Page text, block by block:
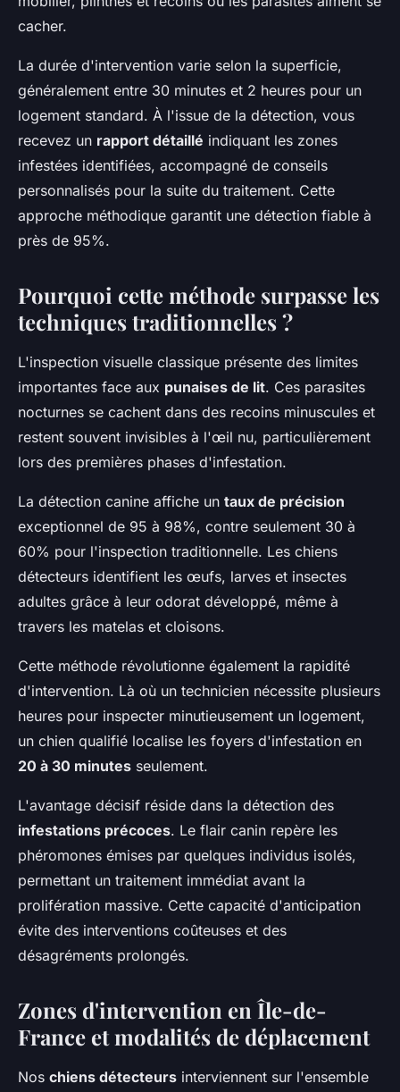
cacher.
La durée d'intervention varie selon la superficie,
généralement entre 30 minutes et 2 heures pour un
logement standard. À l'issue de la détection, vous
recevez un rapport détaillé indiquant les zones
infestées identifiées, accompagné de conseils
personnalisés pour la suite du traitement. Cette
approche méthodique garantit une détection fiable à
près de 95%.
Pourquoi cette méthode surpasse les
techniques traditionnelles ?
L'inspection visuelle classique présente des limites
importantes face aux punaises de lit. Ces parasites
nocturnes se cachent dans des recoins minuscules et
restent souvent invisibles à l'œil nu, particulièrement
lors des premières phases d'infestation.
La détection canine affiche un taux de précision
exceptionnel de 95 à 98%, contre seulement 30 à
60% pour l'inspection traditionnelle. Les chiens
détecteurs identifient les œufs, larves et insectes
adultes grâce à leur odorat développé, même à
travers les matelas et cloisons.
Cette méthode révolutionne également la rapidité
d'intervention. Là où un technicien nécessite plusieurs
heures pour inspecter minutieusement un logement,
un chien qualifié localise les foyers d'infestation en
20 à 30 minutes seulement.
L'avantage décisif réside dans la détection des
infestations précoces. Le flair canin repère les
phéromones émises par quelques individus isolés,
permettant un traitement immédiat avant la
prolifération massive. Cette capacité d'anticipation
évite des interventions coûteuses et des
désagréments prolongés.
Zones d'intervention en Île-de-
France et modalités de déplacement
Nos chiens détecteurs interviennent sur l'ensemble